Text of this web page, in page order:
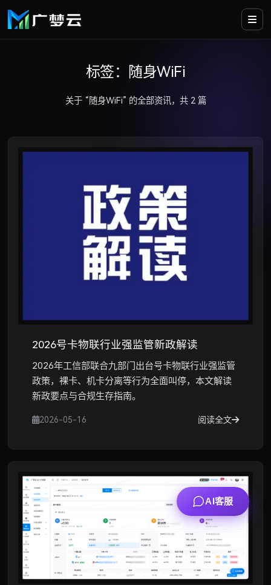
标签：随身WiFi
关于 “随身WiFi” 的全部资讯，共 2 篇
2026号卡物联行业强监管新政解读
2026年工信部联合九部门出台号卡物联行业强监管
政策，裸卡、机卡分离等行为全面叫停，本文解读
新政要点与合规生存指南。
2026-05-16 阅读全文
AI客服